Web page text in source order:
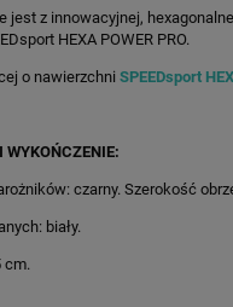
jest z innowacyjnej,
HEXA POWER PRO.
o nawierzchni SPEEDsport
WYKOŃCZENIE:
czarny. Szerokość
biały.
cm.